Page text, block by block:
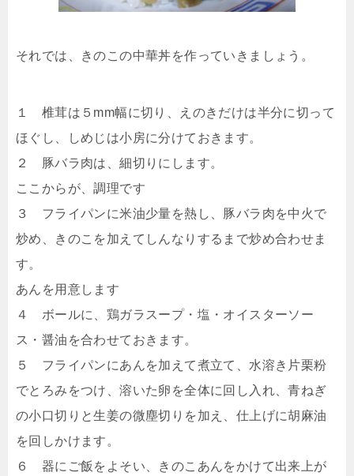
それでは、きのこの中華丼を作っていきましょう。
１ 椎茸は５mm幅に切り、えのきだけは半分に切って
ほぐし、しめじは小房に分けておきます。
２ 豚バラ肉は、細切りにします。
ここからが、調理です
３ フライパンに米油少量を熱し、豚バラ肉を中火で
炒め、きのこを加えてしんなりするまで炒め合わせま
す。
あんを用意します
４ ボールに、鶏ガラスープ・塩・オイスターソー
ス・醤油を合わせておきます。
５ フライパンにあんを加えて煮立て、水溶き片栗粉
でとろみをつけ、溶いた卵を全体に回し入れ、青ねぎ
の小口切りと生姜の微塵切りを加え、仕上げに胡麻油
を回しかけます。
６ 器にご飯をよそい、きのこあんをかけて出来上が